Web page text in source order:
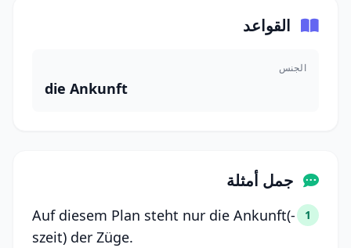
القواعد
الجنس
die Ankunft
جمل أمثلة
1
Auf diesem Plan steht nur die Ankunft(-
szeit) der Züge.